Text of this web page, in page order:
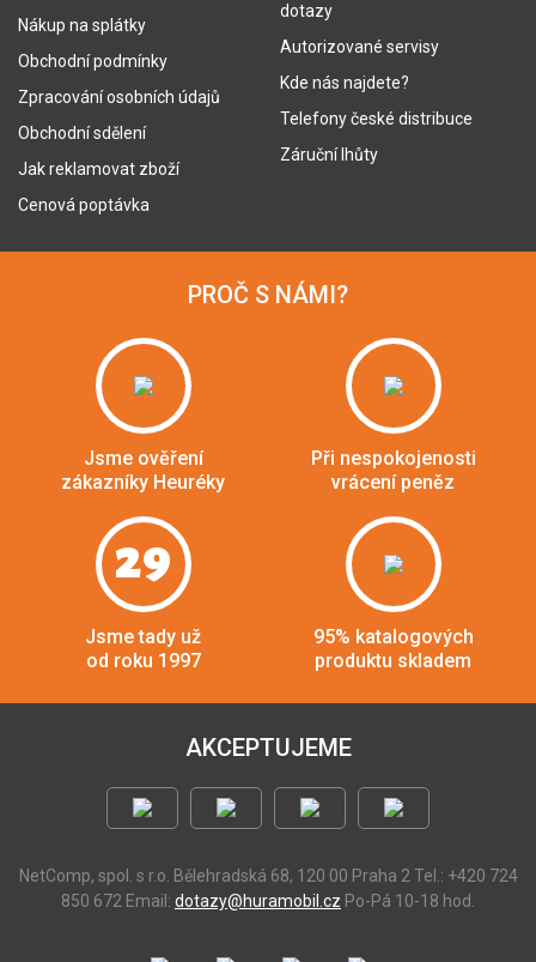
Nákup na splátky
Obchodní podmínky
Zpracování osobních údajů
Obchodní sdělení
Jak reklamovat zboží
Cenová poptávka
dotazy
Autorizované servisy
Kde nás najdete?
Telefony české distribuce
Záruční lhůty
PROČ S NÁMI?
Jsme ověření
zákazníky Heuréky
Při nespokojenosti
vrácení peněz
29
Jsme tady už
od roku 1997
95% katalogových
produktu skladem
AKCEPTUJEME
NetComp, spol. s r.o. Bělehradská 68, 120 00 Praha 2 Tel.: +420 724
850 672 Email: dotazy@huramobil.cz Po-Pá 10-18 hod.